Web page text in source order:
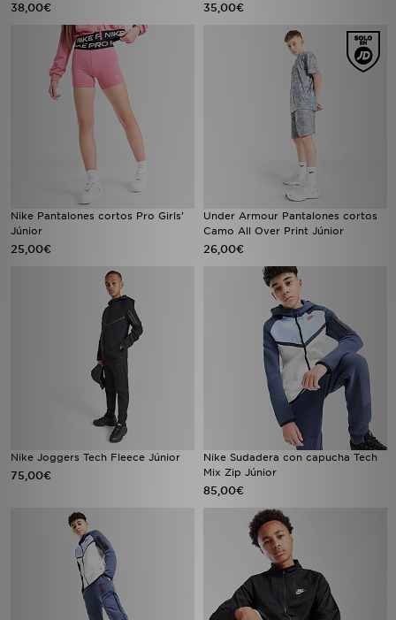
38,00€ 35,00€
Nike Pantalones cortos Pro Girls'
Júnior
25,00€
Under Armour Pantalones cortos
Camo All Over Print Júnior
26,00€
Nike Joggers Tech Fleece Júnior
75,00€
Nike Sudadera con capucha Tech
Mix Zip Júnior
85,00€